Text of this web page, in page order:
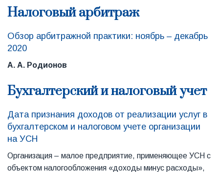
Налоговый арбитраж
Обзор арбитражной практики: ноябрь – декабрь
2020
А. А. Родионов
Бухгалтерский и налоговый учет
Дата признания доходов от реализации услуг в
бухгалтерском и налоговом учете организации
на УСН
Организация – малое предприятие, применяющее УСН с
объектом налогообложения «доходы минус расходы»,